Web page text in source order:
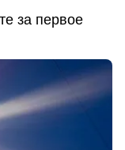
за первое